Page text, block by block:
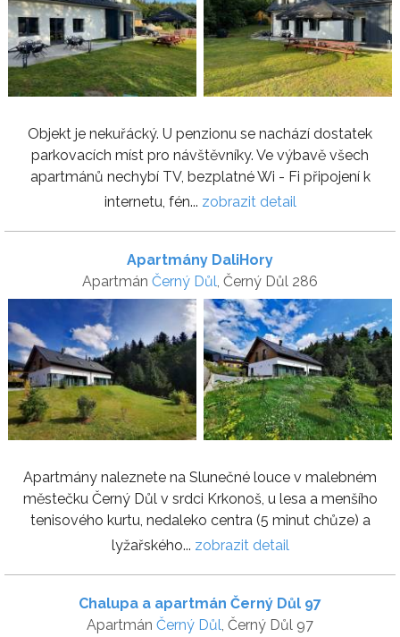
Objekt je nekuřácký. U penzionu se nachází dostatek
parkovacích míst pro návštěvníky. Ve výbavě všech
apartmánů nechybí TV, bezplatné Wi - Fi připojení k
internetu, fén... zobrazit detail
Apartmány DaliHory
Apartmán Černý Důl, Černý Důl 286
Apartmány naleznete na Slunečné louce v malebném
městečku Černý Důl v srdci Krkonoš, u lesa a menšího
tenisového kurtu, nedaleko centra (5 minut chůze) a
lyžařského... zobrazit detail
Chalupa a apartmán Černý Důl 97
Apartmán Černý Důl, Černý Důl 97